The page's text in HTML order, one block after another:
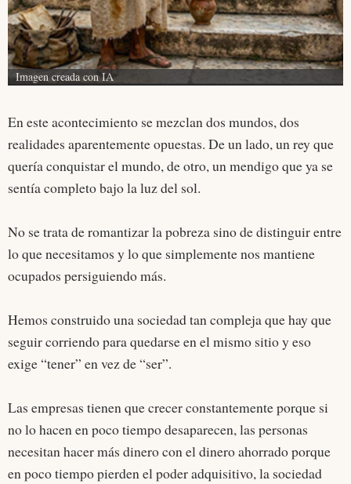
Imagen creada con IA
En este acontecimiento se mezclan dos mundos, dos
realidades aparentemente opuestas. De un lado, un rey que
quería conquistar el mundo, de otro, un mendigo que ya se
sentía completo bajo la luz del sol.
No se trata de romantizar la pobreza sino de distinguir entre
lo que necesitamos y lo que simplemente nos mantiene
ocupados persiguiendo más.
Hemos construido una sociedad tan compleja que hay que
seguir corriendo para quedarse en el mismo sitio y eso
exige “tener” en vez de “ser”.
Las empresas tienen que crecer constantemente porque si
no lo hacen en poco tiempo desaparecen, las personas
necesitan hacer más dinero con el dinero ahorrado porque
en poco tiempo pierden el poder adquisitivo, la sociedad